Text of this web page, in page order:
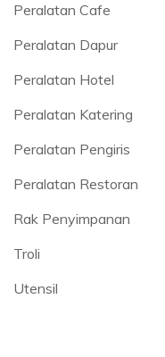
Peralatan Cafe
Peralatan Dapur
Peralatan Hotel
Peralatan Katering
Peralatan Pengiris
Peralatan Restoran
Rak Penyimpanan
Troli
Utensil